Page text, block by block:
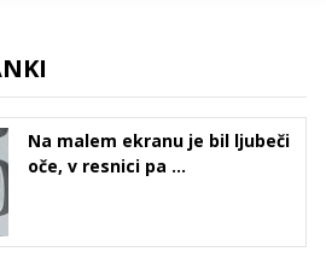
Na malem ekranu je bil ljubeči
oče, v resnici pa ...